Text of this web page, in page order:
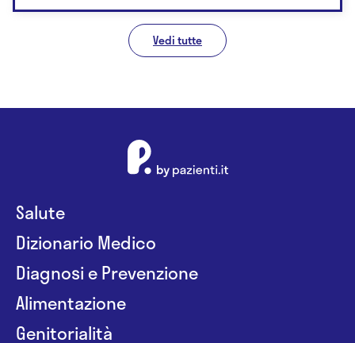
Vedi tutte
Salute
Dizionario Medico
Diagnosi e Prevenzione
Alimentazione
Genitorialità